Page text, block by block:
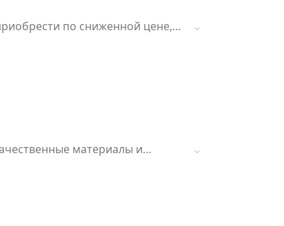
по сниженной цене,
действия данного
материалы и
указанного срока.